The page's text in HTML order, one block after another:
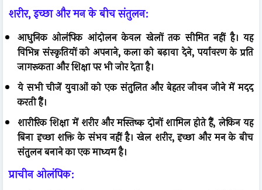
शरीर, इच्छा और मन के बीच संतुलन:
आधुनिक ओलंपिक आंदोलन केवल खेलों तक सीमित नहीं है। यह
विभिन्न संस्कृतियों को अपनाने, कला को बढ़ावा देने, पर्यावरण के प्रति
जागरूकता और शिक्षा पर भी जोर देता है।
ये सभी चीजें युवाओं को एक संतुलित और बेहतर जीवन जीने में मदद
करती हैं।
शारीरिक शिक्षा में शरीर और मस्तिष्क दोनों शामिल होते हैं, लेकिन यह
बिना इच्छा शक्ति के संभव नहीं है। खेल शरीर, इच्छा और मन के बीच
संतुलन बनाने का एक माध्यम है।
प्राचीन ओलंपिक: